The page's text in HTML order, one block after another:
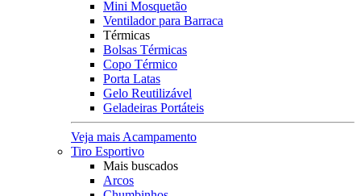
Mini Mosquetão
Ventilador para Barraca
Térmicas
Bolsas Térmicas
Copo Térmico
Porta Latas
Gelo Reutilizável
Geladeiras Portáteis
Veja mais Acampamento
Tiro Esportivo
Mais buscados
Arcos